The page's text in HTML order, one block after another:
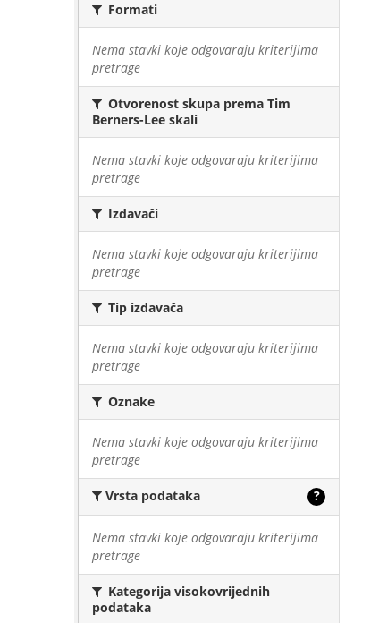
Formati
Nema stavki koje odgovaraju kriterijima
pretrage
Otvorenost skupa prema Tim
Berners-Lee skali
Nema stavki koje odgovaraju kriterijima
pretrage
Izdavači
Nema stavki koje odgovaraju kriterijima
pretrage
Tip izdavača
Nema stavki koje odgovaraju kriterijima
pretrage
Oznake
Nema stavki koje odgovaraju kriterijima
pretrage
Vrsta podataka ?
Nema stavki koje odgovaraju kriterijima
pretrage
Kategorija visokovrijednih
podataka